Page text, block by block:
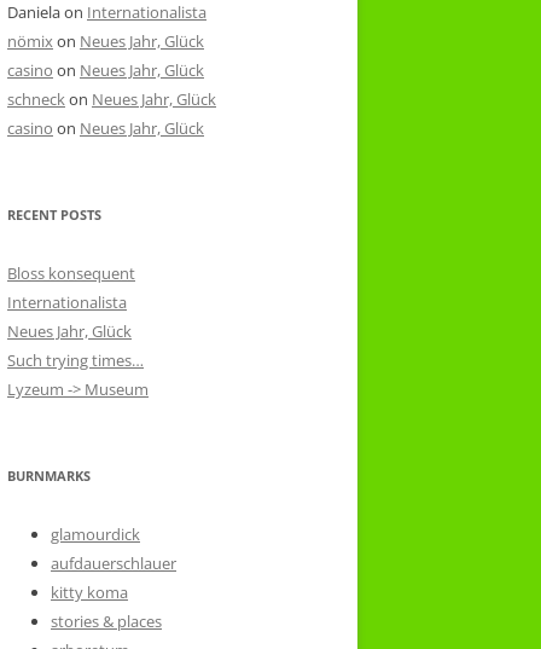
Danielaon Internationalista
nömixon Neues Jahr, Glück
casino on Neues Jahr, Glück
schneckon Neues Jahr, Glück
casino on Neues Jahr, Glück
RECENT POSTS
Bloss konsequent
Internationalista
Neues Jahr, Glück
Such trying times…
Lyzeum -> Museum
BURNMARKS
glamourdick
aufdauerschlauer
kitty koma
stories & places